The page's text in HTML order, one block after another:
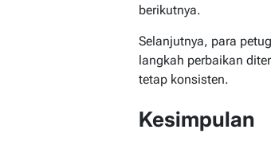
berikutnya.
Selanjutnya, para
langkah perbaikan
tetap konsisten.
Kesimpulan